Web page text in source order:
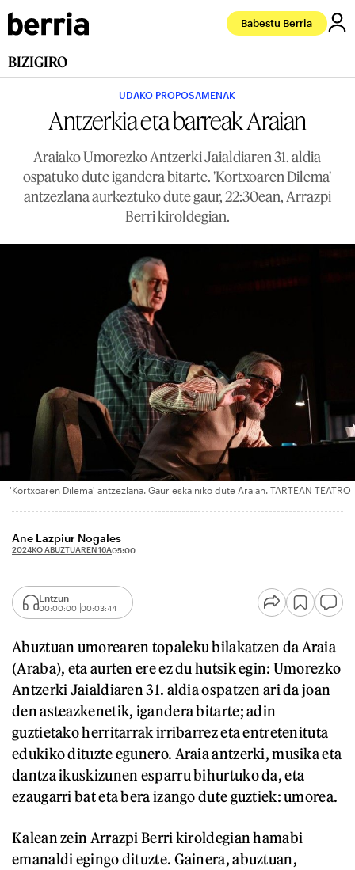
Babestu Berria
BIZIGIRO
UDAKO PROPOSAMENAK
Antzerkia eta barreak Araian
Araiako Umorezko Antzerki Jaialdiaren 31. aldia
ospatuko dute igandera bitarte. 'Kortxoaren Dilema'
antzezlana aurkeztuko dute gaur, 22:30ean, Arrazpi
Berri kiroldegian.
'Kortxoaren Dilema' antzezlana. Gaur eskainiko dute Araian. TARTEAN TEATRO
Ane Lazpiur Nogales
2024KO ABUZTUAREN 16A05:00
Entzun
00:00:00 00:03:44
Abuztuan umorearen topaleku bilakatzen da Araia
(Araba), eta aurten ere ez du hutsik egin: Umorezko
Antzerki Jaialdiaren 31. aldia ospatzen ari da joan
den asteazkenetik, igandera bitarte; adin
guztietako herritarrak irribarrez eta entretenituta
edukiko dituzte egunero. Araia antzerki, musika eta
dantza ikuskizunen esparru bihurtuko da, eta
ezaugarri bat eta bera izango dute guztiek: umorea.
Kalean zein Arrazpi Berri kiroldegian hamabi
emanaldi egingo dituzte. Gainera, abuztuan,